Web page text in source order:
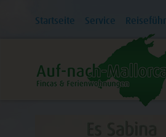
Startseite Service